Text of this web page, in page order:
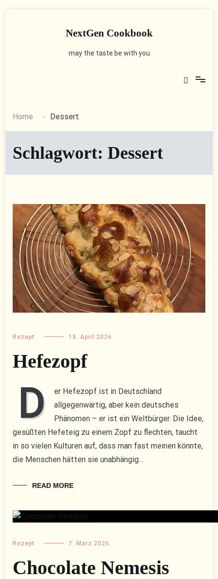
NextGen Cookbook
may the taste be with you
Home Dessert
Schlagwort:Dessert
Rezept 18. April 2026
Hefezopf
D
er Hefezopf ist in Deutschland
allgegenwärtig, aber kein deutsches
Phänomen – er ist ein Weltbürger. Die Idee,
gesüßten Hefeteig zu einem Zopf zu flechten, taucht
in so vielen Kulturen auf, dass man fast meinen könnte,
die Menschen hätten sie unabhängig…
READ MORE
Rezept 7. März 2026
Chocolate Nemesis